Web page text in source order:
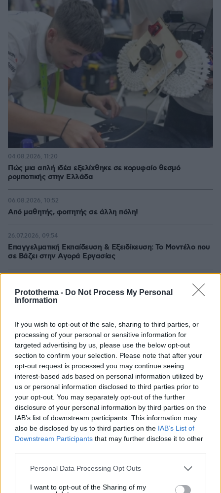
Protothema - Do Not Process My Personal
Information
If you wish to opt-out of the sale, sharing to third parties, or
processing of your personal or sensitive information for
targeted advertising by us, please use the below opt-out
section to confirm your selection. Please note that after your
opt-out request is processed you may continue seeing
interest-based ads based on personal information utilized by
us or personal information disclosed to third parties prior to
your opt-out. You may separately opt-out of the further
disclosure of your personal information by third parties on the
IAB’s list of downstream participants. This information may
also be disclosed by us to third parties on the IAB’s List of
Downstream Participants that may further disclose it to other
Please note that this website/app uses one or more Google
not limited to your visit or usage behaviour. You may click to
Personal Data Processing Opt Outs
I want to opt-out of the Sharing of my
Πώς μια απλή ιδέα εξελίχθηκε σε κορυφαίο θεσμό
ρομποτικής στην Ελλάδα
04.08.2026, 11:20
Από μαθητής, φοιτητής σε άλλη πόλη!
06.08.2026, 10:52
Επαγγελματική Εκπαίδευση & Εξειδίκευση: Το Mοντέλο που
σε Bάζει στην Aγορά Eργασίας
26.07.2026, 09:54
ΠΡΟΣΘΗΚΗ ΣΧΟΛΙΟΥ
Τα παιδιά σπαταλούν
21.04.2025, 11:34
φαιά ουσία για την εισαγωγή και μετά κρεμάνε. Όλα
λάθος σε αυτό το σύστημα εισαγωγής.
ΑΠΑΝΤΗΣΗ
Σακίλ
21.04.2025, 11:06
Αυτή ναι. Ήταν μία ολοκληρωμένη ενημέρωση.
ΑΠΑΝΤΗΣΗ
Να γιατί στα κρατικά ΑΕΙ δεν σπουδάζουν κατ’ανάγκη